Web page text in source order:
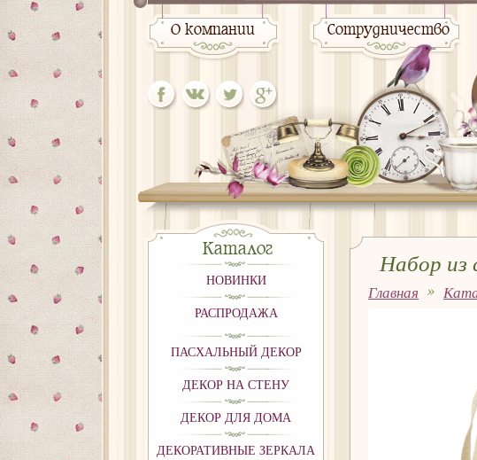
О компании Сотрудничество
Каталог
НОВИНКИ
РАСПРОДАЖА
ПАСХАЛЬНЫЙ ДЕКОР
ДЕКОР НА СТЕНУ
ДЕКОР ДЛЯ ДОМА
ДЕКОРАТИВНЫЕ ЗЕРКАЛА
Набор из
Главная